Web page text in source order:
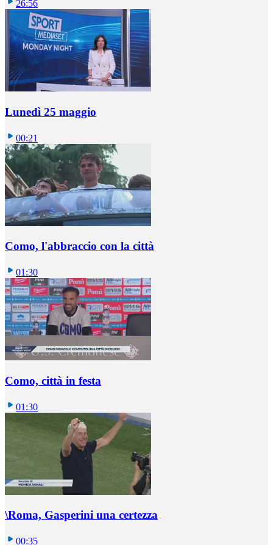
26:56
Lunedì 25 maggio
00:21
Como, l'abbraccio con la città
01:30
Como, città in festa
01:30
\Roma, Gasperini una certezza
00:35